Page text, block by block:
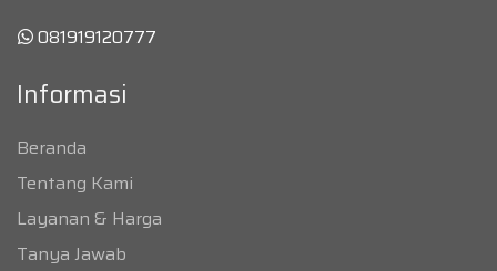
081919120777
Informasi
Beranda
Tentang Kami
Layanan & Harga
Tanya Jawab